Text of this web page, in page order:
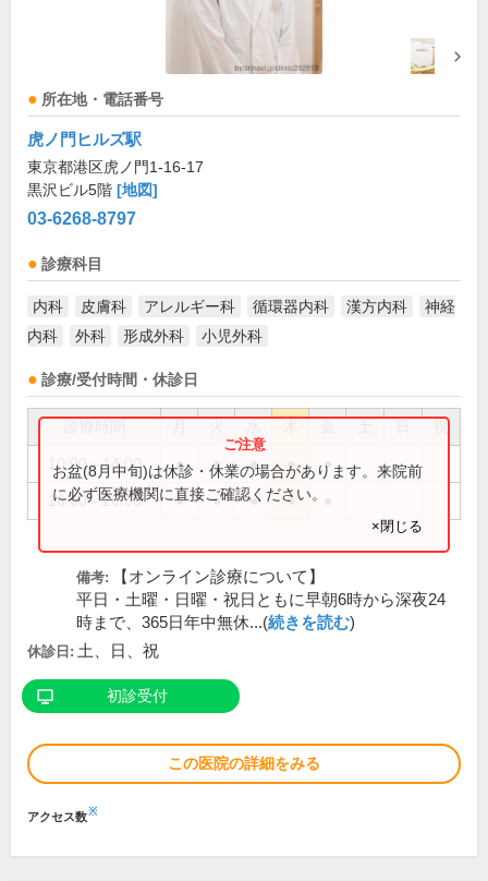
所在地・電話番号
虎ノ門ヒルズ駅
東京都港区虎ノ門1-16-17
黒沢ビル5階 [地図]
03-6268-8797
診療科目
内科 皮膚科 アレルギー科 循環器内科 漢方内科
神経
内科
外科 形成外科 小児外科
診療/受付時間・休診日
祝
10:00～14:00 ● ● ● ● ●
16:00～20:00 ● ● ● ●
お盆(8月中旬)は休診・休業の場合があります。来院前
に必ず医療機関に直接ご確認ください。
×閉じる
備考:
【オンライン診療について】
平日・土曜・日曜・祝日ともに早朝6時から深夜24
時まで、365日年中無休...(続きを読む)
休診日: 土、日、祝
初診受付
この医院の詳細をみる
アクセス数※